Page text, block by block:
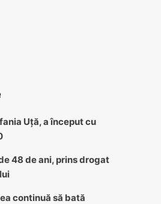
Uță, a început cu
48 de ani, prins drogat
continuă să bată